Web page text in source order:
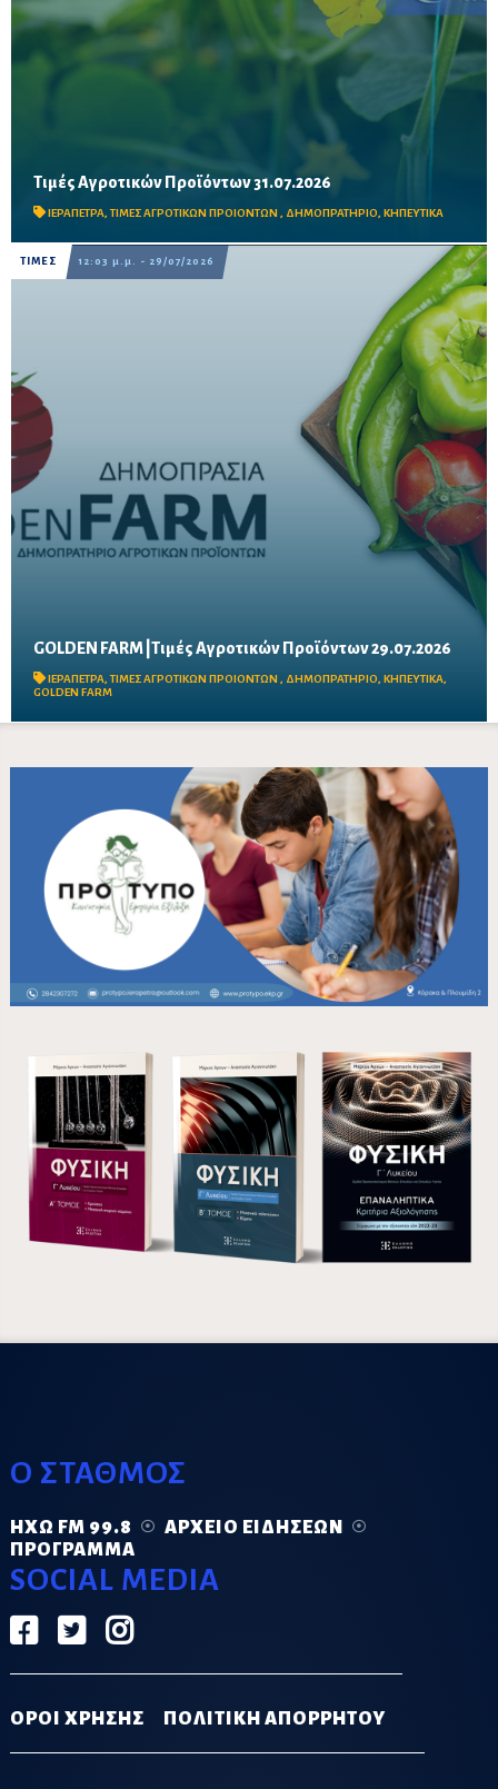
Τιμές Αγροτικών Προϊόντων 31.07.2026
ΙΕΡΑΠΕΤΡΑ,ΤΙΜΕΣ ΑΓΡΟΤΙΚΩΝ ΠΡΟΙΟΝΤΩΝ , ΔΗΜΟΠΡΑΤΗΡΙΟ, ΚΗΠΕΥΤΙΚΑ
Δείτε τις σημερινές τιμές του δημοπρατηρίου
ΤΙΜΕΣ 12:03 μ.μ. - 29/07/2026
GOLDEN FARM |Τιμές Αγροτικών Προϊόντων 29.07.2026
ΙΕΡΑΠΕΤΡΑ,ΤΙΜΕΣ ΑΓΡΟΤΙΚΩΝ ΠΡΟΙΟΝΤΩΝ , ΔΗΜΟΠΡΑΤΗΡΙΟ, ΚΗΠΕΥΤΙΚΑ,
GOLDEN FARM
Ο ΣΤΑΘΜΟΣ
ΗΧΏ FM 99.8
ΑΡΧΕΊΟ ΕΙΔΉΣΕΩΝ
ΠΡΌΓΡΑΜΜΑ
SOCIAL MEDIA
ΟΡΟΙ ΧΡΗΣΗΣ ΠΟΛΙΤΙΚΗ ΑΠΟΡΡΗΤΟΥ